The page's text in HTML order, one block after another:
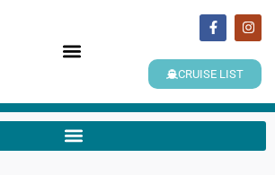
CRUISE LIST